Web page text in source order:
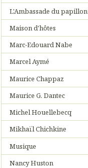
L'Ambassade du papillon
Maison d'hôtes
Marc-Edouard Nabe
Marcel Aymé
Maurice Chappaz
Maurice G. Dantec
Michel Houellebecq
Mikhaïl Chichkine
Musique
Nancy Huston